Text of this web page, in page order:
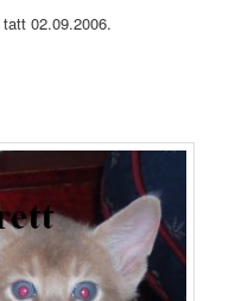
02.09.2006.